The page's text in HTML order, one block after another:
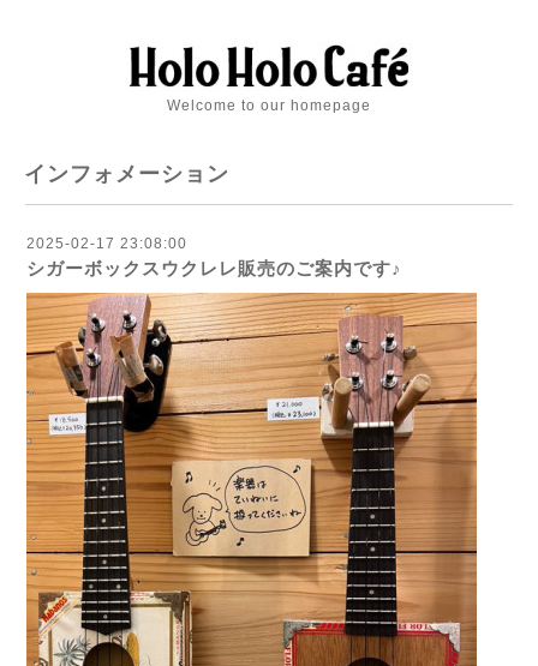
Welcome to our homepage
インフォメーション
2025-02-17 23:08:00
シガーボックスウクレレ販売のご案内です♪